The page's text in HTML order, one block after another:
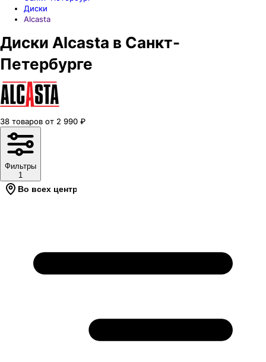
Диски
Alcasta
Диски Alcasta в Санкт-
Петербурге
38 товаров от 2 990 ₽
Фильтры
1
Во всех центрах